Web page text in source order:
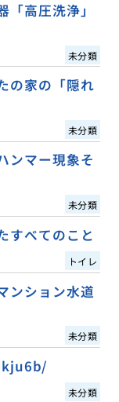
高圧洗浄」
未分類
の家の「隠れ
未分類
ンマー現象そ
未分類
すべてのこと
トイレ
ンション水道
未分類
未分類